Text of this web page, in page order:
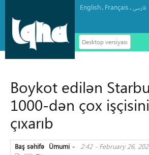
English. Français.فارسی
Desktop versiyası
Boykot edilən
1000-dən çox
çıxarıb
Baş səhifə »
Ümumi 2:42 - February 26,